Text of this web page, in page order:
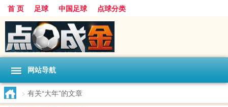
首 页 足球 中国足球 点球分类
网站导航
> 有关“大年”的文章